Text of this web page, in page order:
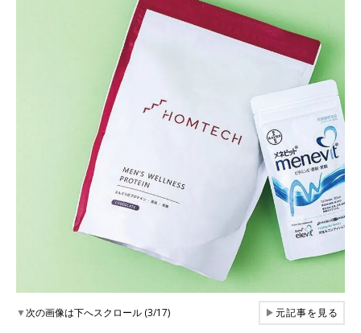
▼次の画像は下へスクロール (3/17) ▶元記事を見る